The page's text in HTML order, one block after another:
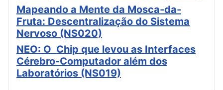
Mapeando a Mente da Mosca-da-
Fruta: Descentralização do Sistema
Nervoso (NS020)
NEO: O Chip que levou as Interfaces
Cérebro-Computador além dos
Laboratórios (NS019)